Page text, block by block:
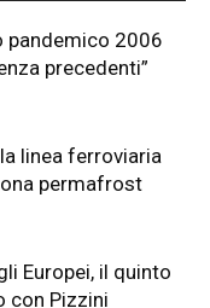
pandemico 2006
precedenti”
linea ferroviaria
permafrost
Europei, il quinto
con Pizzini